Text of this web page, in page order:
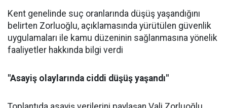
Kent genelinde suç oranlarında düşüş yaşandığını
belirten Zorluoğlu, açıklamasında yürütülen güvenlik
uygulamaları ile kamu düzeninin sağlanmasına yönelik
faaliyetler hakkında bilgi verdi
"Asayiş olaylarında ciddi düşüş yaşandı"